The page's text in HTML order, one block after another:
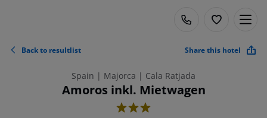
Back to resultlist Share this hotel
Spain | Majorca | Cala Ratjada
Amoros inkl. Mietwagen
3